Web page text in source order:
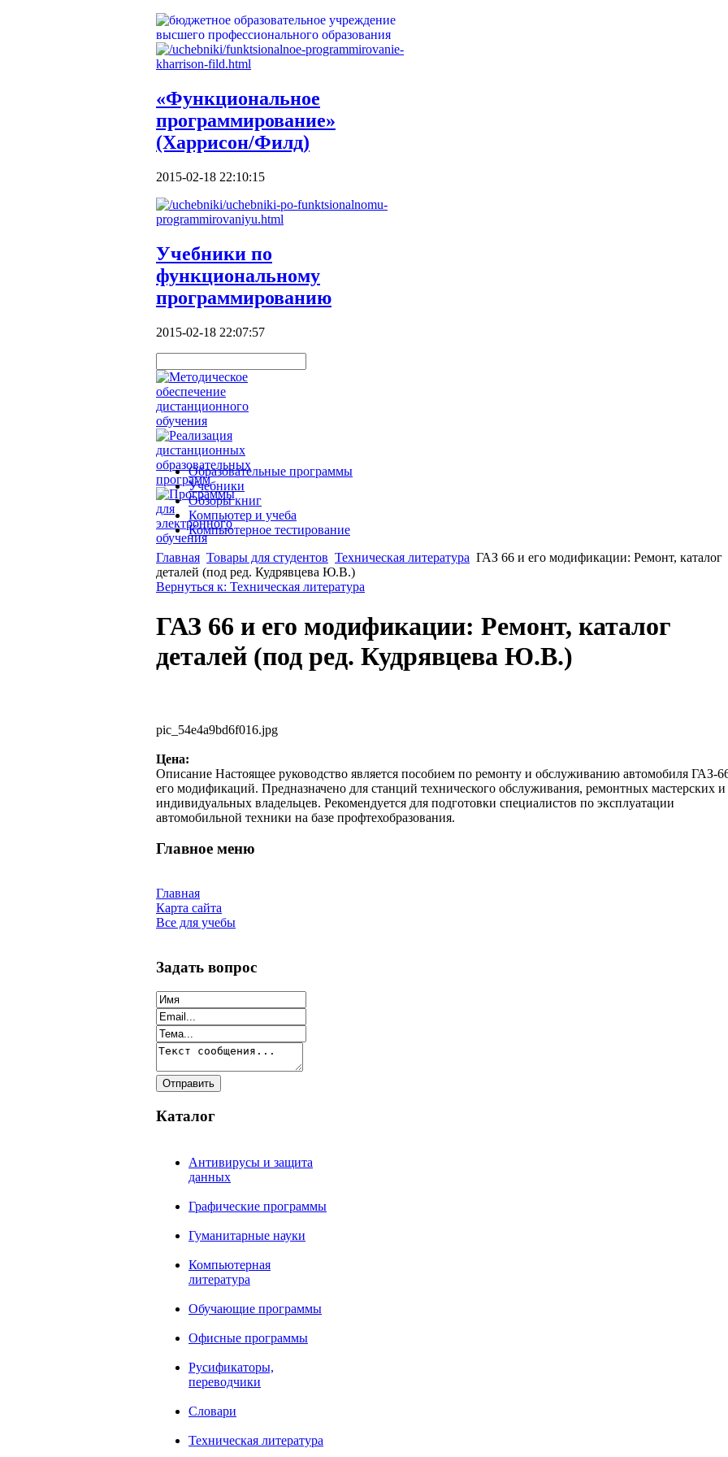
«Функциональное
программирование»
(Харрисон/Филд)
2015-02-18 22:10:15
Учебники по
функциональному
программированию
2015-02-18 22:07:57
Образовательные программы
Учебники
Обзоры книг
Компьютер и учеба
Компьютерное тестирование
Главная Товары для студентов Техническая литература ГАЗ 66 и его модификации: Ремонт, каталог
деталей (под ред. Кудрявцева Ю.В.)
Вернуться к: Техническая литература
ГАЗ 66 и его модификации: Ремонт, каталог
деталей (под ред. Кудрявцева Ю.В.)
pic_54e4a9bd6f016.jpg
Цена:
Описание Настоящее руководство является пособием по ремонту и обслуживанию автомобиля ГАЗ-
его модификаций. Предназначено для станций технического обслуживания, ремонтных мастерских и
индивидуальных владельцев. Рекомендуется для подготовки специалистов по эксплуатации
автомобильной техники на базе профтехобразования.
Главное меню
Главная
Карта сайта
Все для учебы
Задать вопрос
Каталог
Антивирусы и защита
данных
Графические программы
Гуманитарные науки
Компьютерная
литература
Обучающие программы
Офисные программы
Русификаторы,
переводчики
Словари
Техническая литература